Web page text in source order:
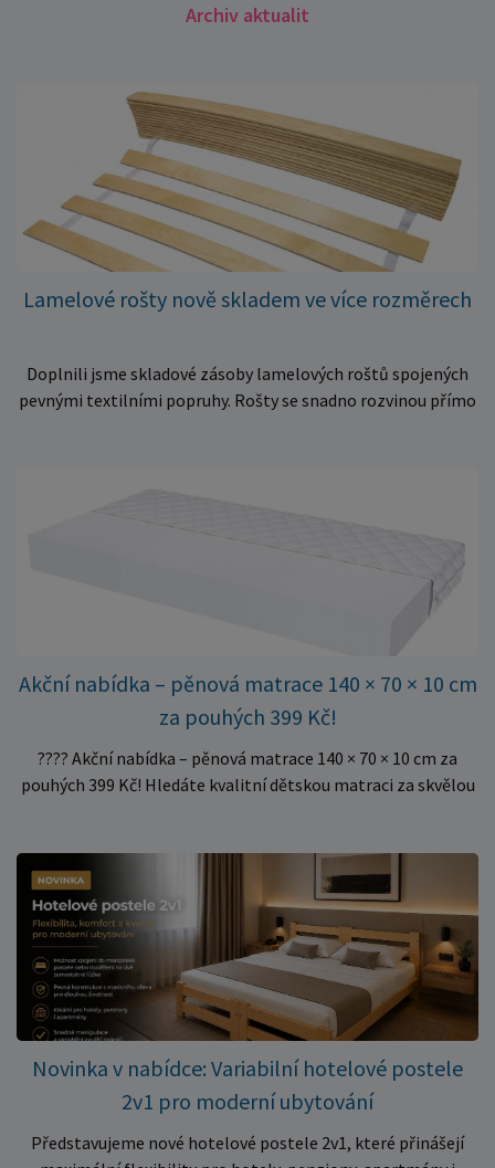
Archiv aktualit
Lamelové rošty nově skladem ve více rozměrech
Doplnili jsme skladové zásoby lamelových roštů spojených
pevnými textilními popruhy. Rošty se snadno rozvinou přímo
množství kusů, proto můžeme objednávky rychle expedovat.
Vyberte si vhodný rozměr a dopřejte své matraci kvalitní
podklad za výhodnou cenu.
Akční nabídka – pěnová matrace 140 × 70 × 10 cm
za pouhých 399 Kč!
???? Akční nabídka – pěnová matrace 140 × 70 × 10 cm za
pouhých 399 Kč! Hledáte kvalitní dětskou matraci za skvělou
✅ Pohodlné pěnové jádro pro komfortní spánek dítěte ✅
Skvělá volba do dětských postýlek ✅ Výjimečně výhodná cena
– jen 399 Kč Využijte této mimořádné nabídky a pořiďte
kvalitní matraci za cenu, která patří k nejvýhodnějším na
trhu. Akce platí pouze do vyprodání zásob. Nakupujte chytře a
ušetřete!
Novinka v nabídce: Variabilní hotelové postele
2v1 pro moderní ubytování
Představujeme nové hotelové postele 2v1, které přinášejí